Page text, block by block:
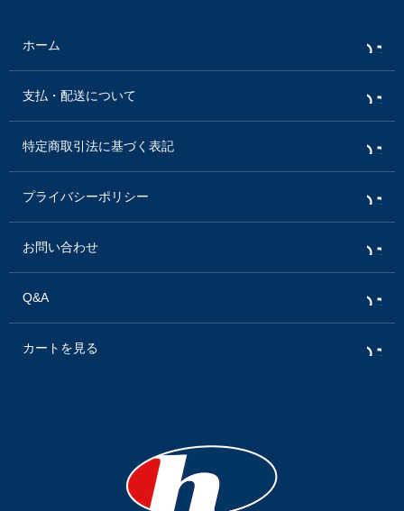
ホーム
支払・配送について
特定商取引法に基づく表記
プライバシーポリシー
お問い合わせ
Q&A
カートを見る